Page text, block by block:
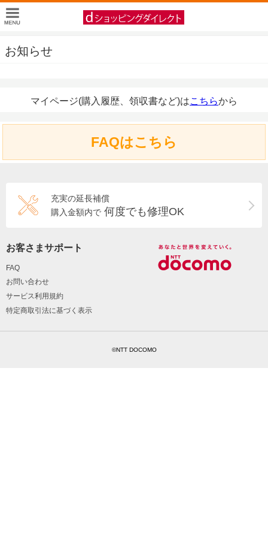
お知らせ
マイページ(購入履歴、領収書など)はこちらから
FAQはこちら
充実の延長補償
購入金額内で 何度でも修理OK
お客さまサポート
FAQ
お問い合わせ
サービス利用規約
特定商取引法に基づく表示
©NTT DOCOMO